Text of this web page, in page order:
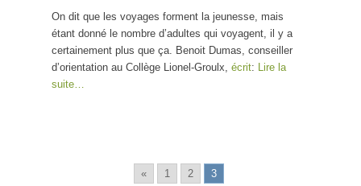
On dit que les voyages forment la jeunesse, mais
étant donné le nombre d’adultes qui voyagent, il y a
certainement plus que ça. Benoit Dumas, conseiller
d’orientation au Collège Lionel-Groulx, écrit: Lire la
suite…
« 1 2 3